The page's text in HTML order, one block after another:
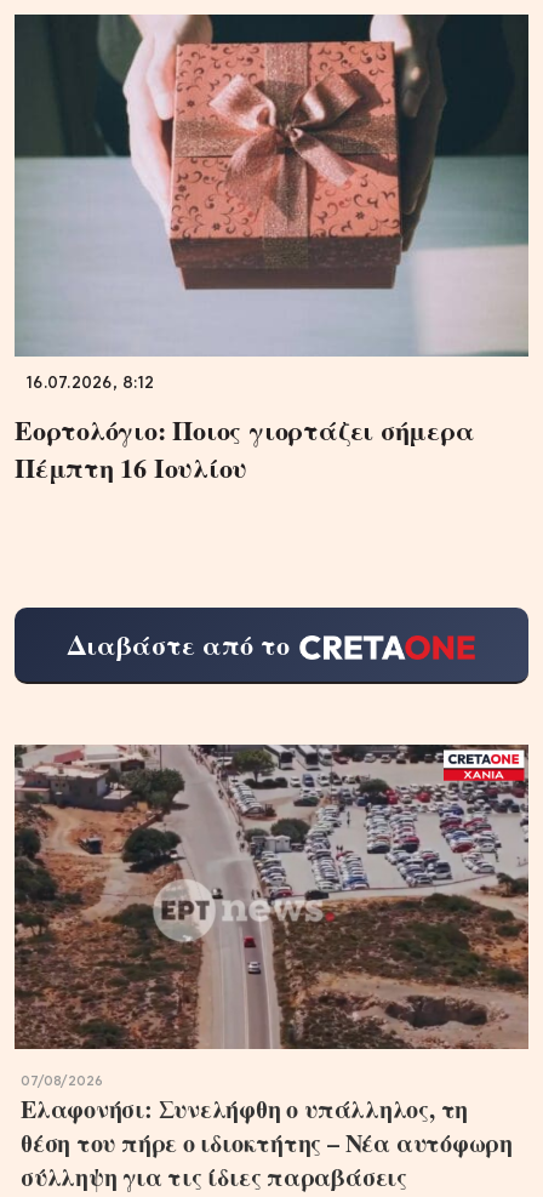
16.07.2026, 8:12
Εορτολόγιο: Ποιος γιορτάζει σήμερα
Πέμπτη 16 Ιουλίου
Διαβάστε από το
07/08/2026
Ελαφονήσι: Συνελήφθη ο υπάλληλος, τη
θέση του πήρε ο ιδιοκτήτης – Νέα αυτόφωρη
σύλληψη για τις ίδιες παραβάσεις